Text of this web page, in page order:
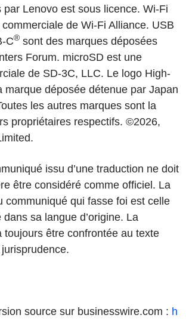
par Lenovo est sous licence. Wi-Fi
de Wi-Fi Alliance. USB
C® sont des marques déposées
Forum. microSD est une
de SD-3C, LLC. Le logo High-
marque déposée détenue par Japan
les autres marques sont la
propriétaires respectifs. ©2026,
issu d’une traduction ne doit
être considéré comme officiel. La
communiqué qui fasse foi est celle
sa langue d’origine. La
toujours être confrontée au texte
source sur businesswire.com : h